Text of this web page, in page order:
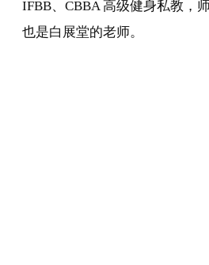
IFBB、CBBA 高级健身私教，
也是白展堂的老师。